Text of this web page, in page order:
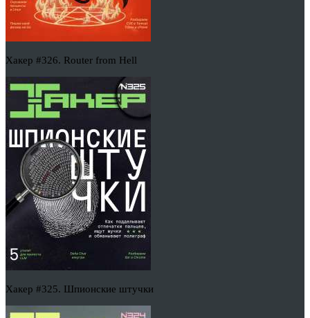
Хакер #326. Router from Hell
Хакер #325. Шпионские штучки